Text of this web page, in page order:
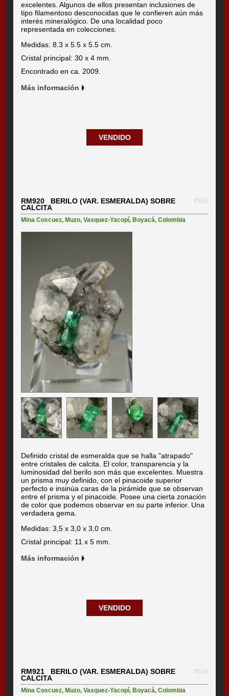
excelentes. Algunos de ellos presentan inclusiones de
tipo filamentoso desconocidas que le confieren aún más
interés mineralógico. De una localidad poco
representada en colecciones.
Medidas: 8.3 x 5.5 x 5.5 cm.
Cristal principal: 30 x 4 mm.
Encontrado en ca. 2009.
Más información
VENDIDO
RM920 BERILO (VAR. ESMERALDA) SOBRE
CALCITA
#535
Mina Coscuez, Muzo,Vasquez-Yacopí, Boyacá,Colombia
Definido cristal de esmeralda que se halla "atrapado"
entre cristales de calcita. El color, transparencia y la
luminosidad del berilo son más que excelentes. Muestra
un prisma muy definido, con el pinacoide superior
perfecto e insinúa caras de la pirámide que se observan
entre el prisma y el pinacoide. Posee una cierta zonación
de color que podemos observar en su parte inferior. Una
verdadera gema.
Medidas: 3,5 x 3,0 x 3,0 cm.
Cristal principal: 11 x 5 mm.
Más información
VENDIDO
RM921 BERILO (VAR. ESMERALDA) SOBRE
CALCITA
#534
Mina Coscuez, Muzo,Vasquez-Yacopí, Boyacá,Colombia